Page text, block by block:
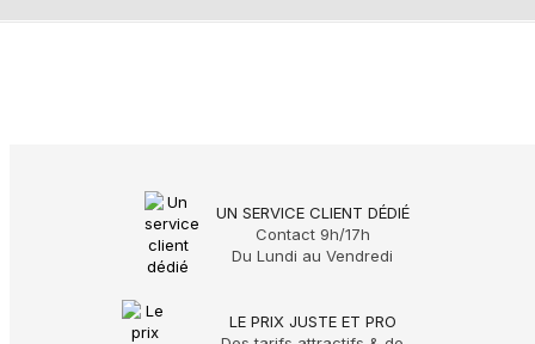
UN SERVICE CLIENT DÉDIÉ
Contact 9h/17h
Du Lundi au Vendredi
LE PRIX JUSTE ET PRO